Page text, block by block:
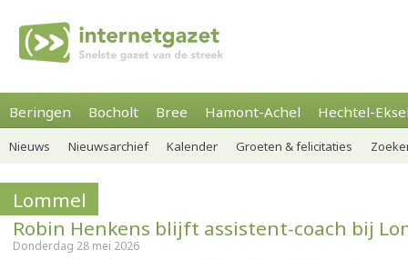
Beringen Bocholt Bree Hamont-Achel Hechtel-
Nieuws Nieuwsarchief Kalender Groeten & felicitaties
Lommel
Robin Henkens blijft assistent-coach bij
Donderdag 28 mei 2026